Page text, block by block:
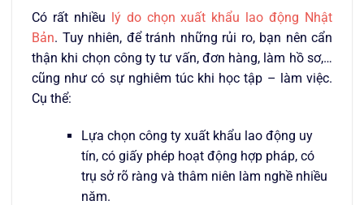
Có rất nhiều lý do chọn xuất khẩu lao động Nhật
Bản. Tuy nhiên, để tránh những rủi ro, bạn nên cẩn
thận khi chọn công ty tư vấn, đơn hàng, làm hồ sơ,…
cũng như có sự nghiêm túc khi học tập – làm việc.
Cụ thể:
Lựa chọn công ty xuất khẩu lao động uy
tín, có giấy phép hoạt động hợp pháp, có
trụ sở rõ ràng và thâm niên làm nghề nhiều
năm.